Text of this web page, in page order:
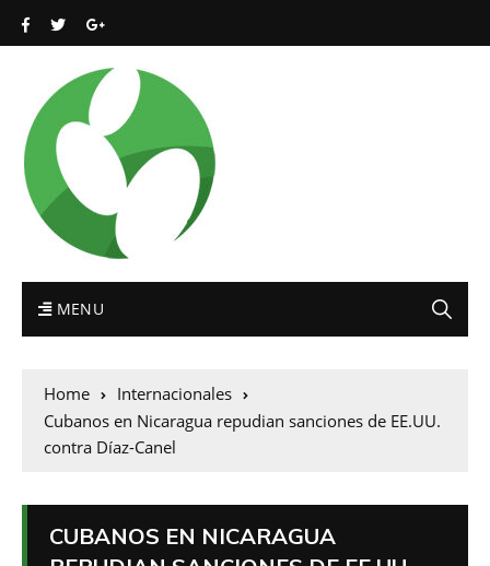
MENU
Home
Internacionales
Cubanos en Nicaragua repudian sanciones de EE.UU.
contra Díaz-Canel
CUBANOS EN NICARAGUA